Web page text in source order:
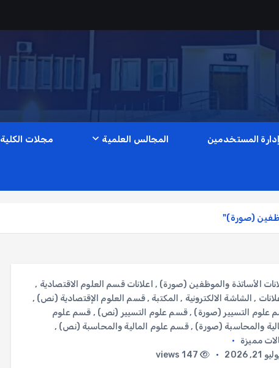
إدارة المستخدمين المجالس العلمية مجلات الكلية
(صورة)"
الأساتذة والموظفين (صورة) , اعلانات قسم العلوم الاقتصادية ,
, الشاشة الالكترونية , المكتبة ,قسم العلوم الإقتصادية (نص) ,
علوم التسيير (صورة) ,قسم علوم التسيير (نص) , قسم علوم
والمحاسبة (صورة) ,قسم علوم المالية والمحاسبة (نص) ,
مميزة
21, 2026
147 views